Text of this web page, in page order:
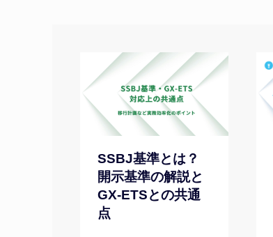
SSBJ基準とは？
開示基準の解説と
GX-ETSとの共通
点